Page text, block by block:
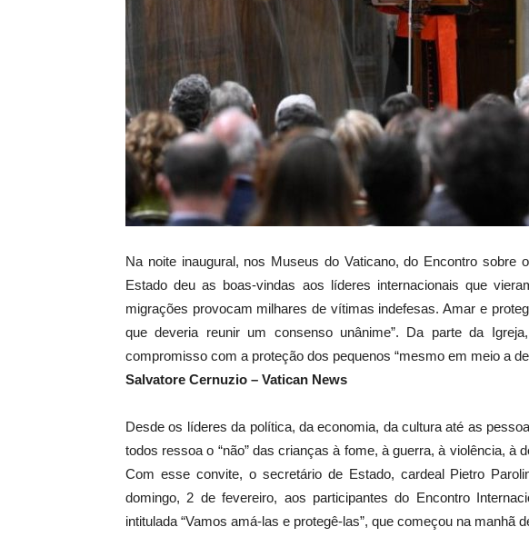
Na noite inaugural, nos Museus do Vaticano, do Encontro sobre
Estado deu as boas-vindas aos líderes internacionais que
migrações provocam milhares de vítimas indefesas. Amar e
que deveria reunir um consenso unânime”. Da parte da
compromisso com a proteção dos pequenos “mesmo em meio a
Salvatore Cernuzio – Vatican News
Desde os líderes da política, da economia, da cultura até as
todos ressoa o “não” das crianças à fome, à guerra, à violência, à
Com esse convite, o secretário de Estado, cardeal Pietro
domingo, 2 de fevereiro, aos participantes do Encontro
intitulada “Vamos amá-las e protegê-las”, que começou na manhã